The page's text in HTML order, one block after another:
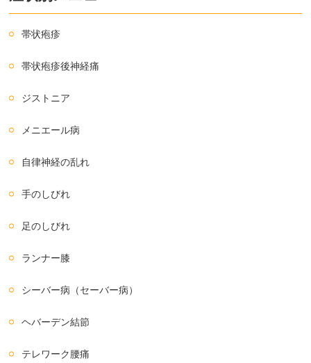
帯状疱疹
帯状疱疹後神経痛
ジストニア
メニエール病
自律神経の乱れ
手のしびれ
足のしびれ
ランナー膝
シーバー病（セーバー病）
ヘバーデン結節
テレワーク腰痛